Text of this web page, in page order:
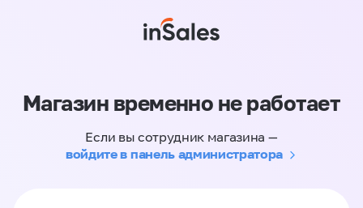
Магазин временно не работает
Если вы сотрудник магазина —
войдите в панель администратора